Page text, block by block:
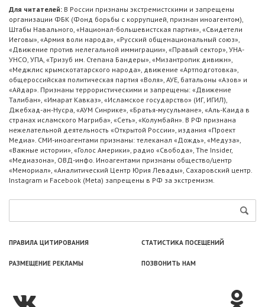
Для читателей: В России признаны экстремистскими и запрещены
организации ФБК (Фонд борьбы с коррупцией, признан иноагентом),
Штабы Навального, «Национал-большевистская партия», «Свидетели
Иеговы», «Армия воли народа», «Русский общенациональный союз»,
«Движение против нелегальной иммиграции», «Правый сектор», УНА-
УНСО, УПА, «Тризуб им. Степана Бандеры», «Мизантропик дивижн»,
«Меджлис крымскотатарского народа», движение «Артподготовка»,
общероссийская политическая партия «Воля», АУЕ, батальоны «Азов» и
«Айдар». Признаны террористическими и запрещены: «Движение
Талибан», «Имарат Кавказ», «Исламское государство» (ИГ, ИГИЛ),
Джебхад-ан-Нусра, «АУМ Синрике», «Братья-мусульмане», «Аль-Каида в
странах исламского Магриба», «Сеть», «Колумбайн». В РФ признана
нежелательной деятельность «Открытой России», издания «Проект
Медиа». СМИ-иноагентами признаны: телеканал «Дождь», «Медуза»,
«Важные истории», «Голос Америки», радио «Свобода», The Insider,
«Медиазона», ОВД-инфо. Иноагентами признаны общество/центр
«Мемориал», «Аналитический Центр Юрия Левады», Сахаровский центр.
Instagram и Facebook (Metа) запрещены в РФ за экстремизм.
ПРАВИЛА ЦИТИРОВАНИЯ СТАТИСТИКА ПОСЕЩЕНИЙ
РАЗМЕЩЕНИЕ РЕКЛАМЫ ПОЗВОНИТЬ НАМ